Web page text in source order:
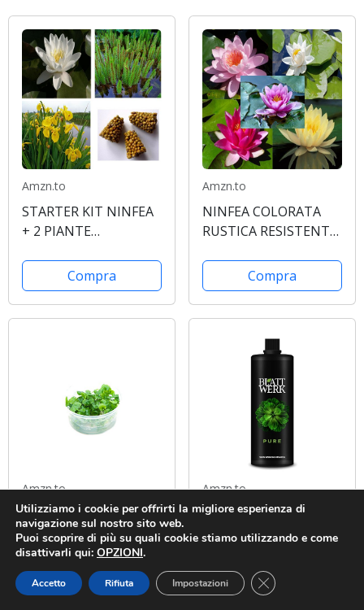
Amzn.to
STARTER KIT NINFEA
+ 2 PIANTE
PIANTE PALUSTRI +
CONCIME (NINFEA
BIANCA)
Compra
Amzn.to
NINFEA COLORATA
RUSTICA RESISTENTE
MISTI)
Compra
Amzn.to
Nymphoides sp.
"Taiwan" - In-Vitro
Compra
Amzn.to
BLATTWERK Pure -
1.000 ml: fertilizzante
vegano, fertilizzante
da erba liquido per
Compra
Utilizziamo i cookie per offrirti la migliore esperienza di
navigazione sul nostro sito web.
Puoi scoprire di più su quali cookie stiamo utilizzando e come
disattivarli qui: OPZIONI.
Accetto Rifiuta Impostazioni Close GDPR